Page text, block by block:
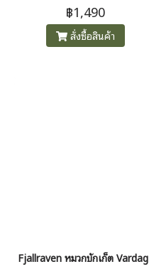
สบายด้วยเนื้อผ้าโพลีเอสเตอร์
รีไซเคิลเนื้อนุ่ม ยืดหยุ่นดี รองรับ
฿1,490
สั่งซื้อสินค้า
Fjallraven หมวกบักเก็ต